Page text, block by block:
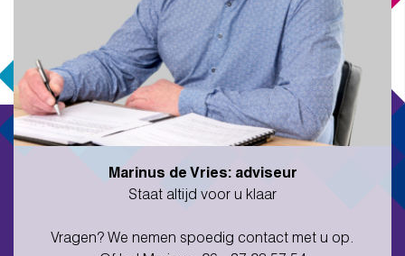
Marinus de Vries: adviseur
Staat altijd voor u klaar
Vragen? We nemen spoedig contact met u op.